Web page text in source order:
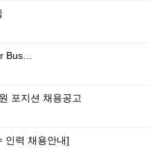
Bus…
포지션 채용공고
인력 채용안내]